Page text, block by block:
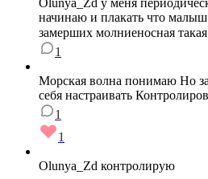
Olunya_Zd у меня
начинаю и плакать что
замерших молниеносная
1
Морская волна понимаю Но
себя настраивать
1
1
Olunya_Zd контролирую